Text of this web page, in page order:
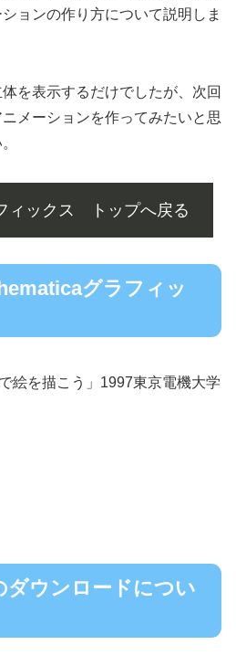
ョンの作り方について説明しま
を表示するだけでしたが、次回
メーションを作ってみたいと思
ィックス トップへ戻る
グラフィッ
絵を描こう」1997東京電機大学
ダウンロードについ